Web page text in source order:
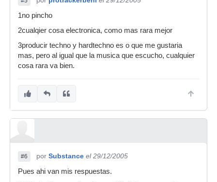
1no pincho
2cualqier cosa electronica, como mas rara mejor
3producir techno y hardtechno es o que me gustaria
mas, pero al igual que la musica que escucho, cualquier
cosa rara va bien.
#6 por Substance el 29/12/2005
Pues ahi van mis respuestas.